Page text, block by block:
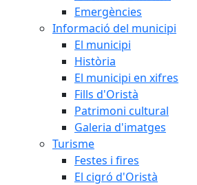
Emergències
Informació del municipi
El municipi
Història
El municipi en xifres
Fills d'Oristà
Patrimoni cultural
Galeria d'imatges
Turisme
Festes i fires
El cigró d'Oristà